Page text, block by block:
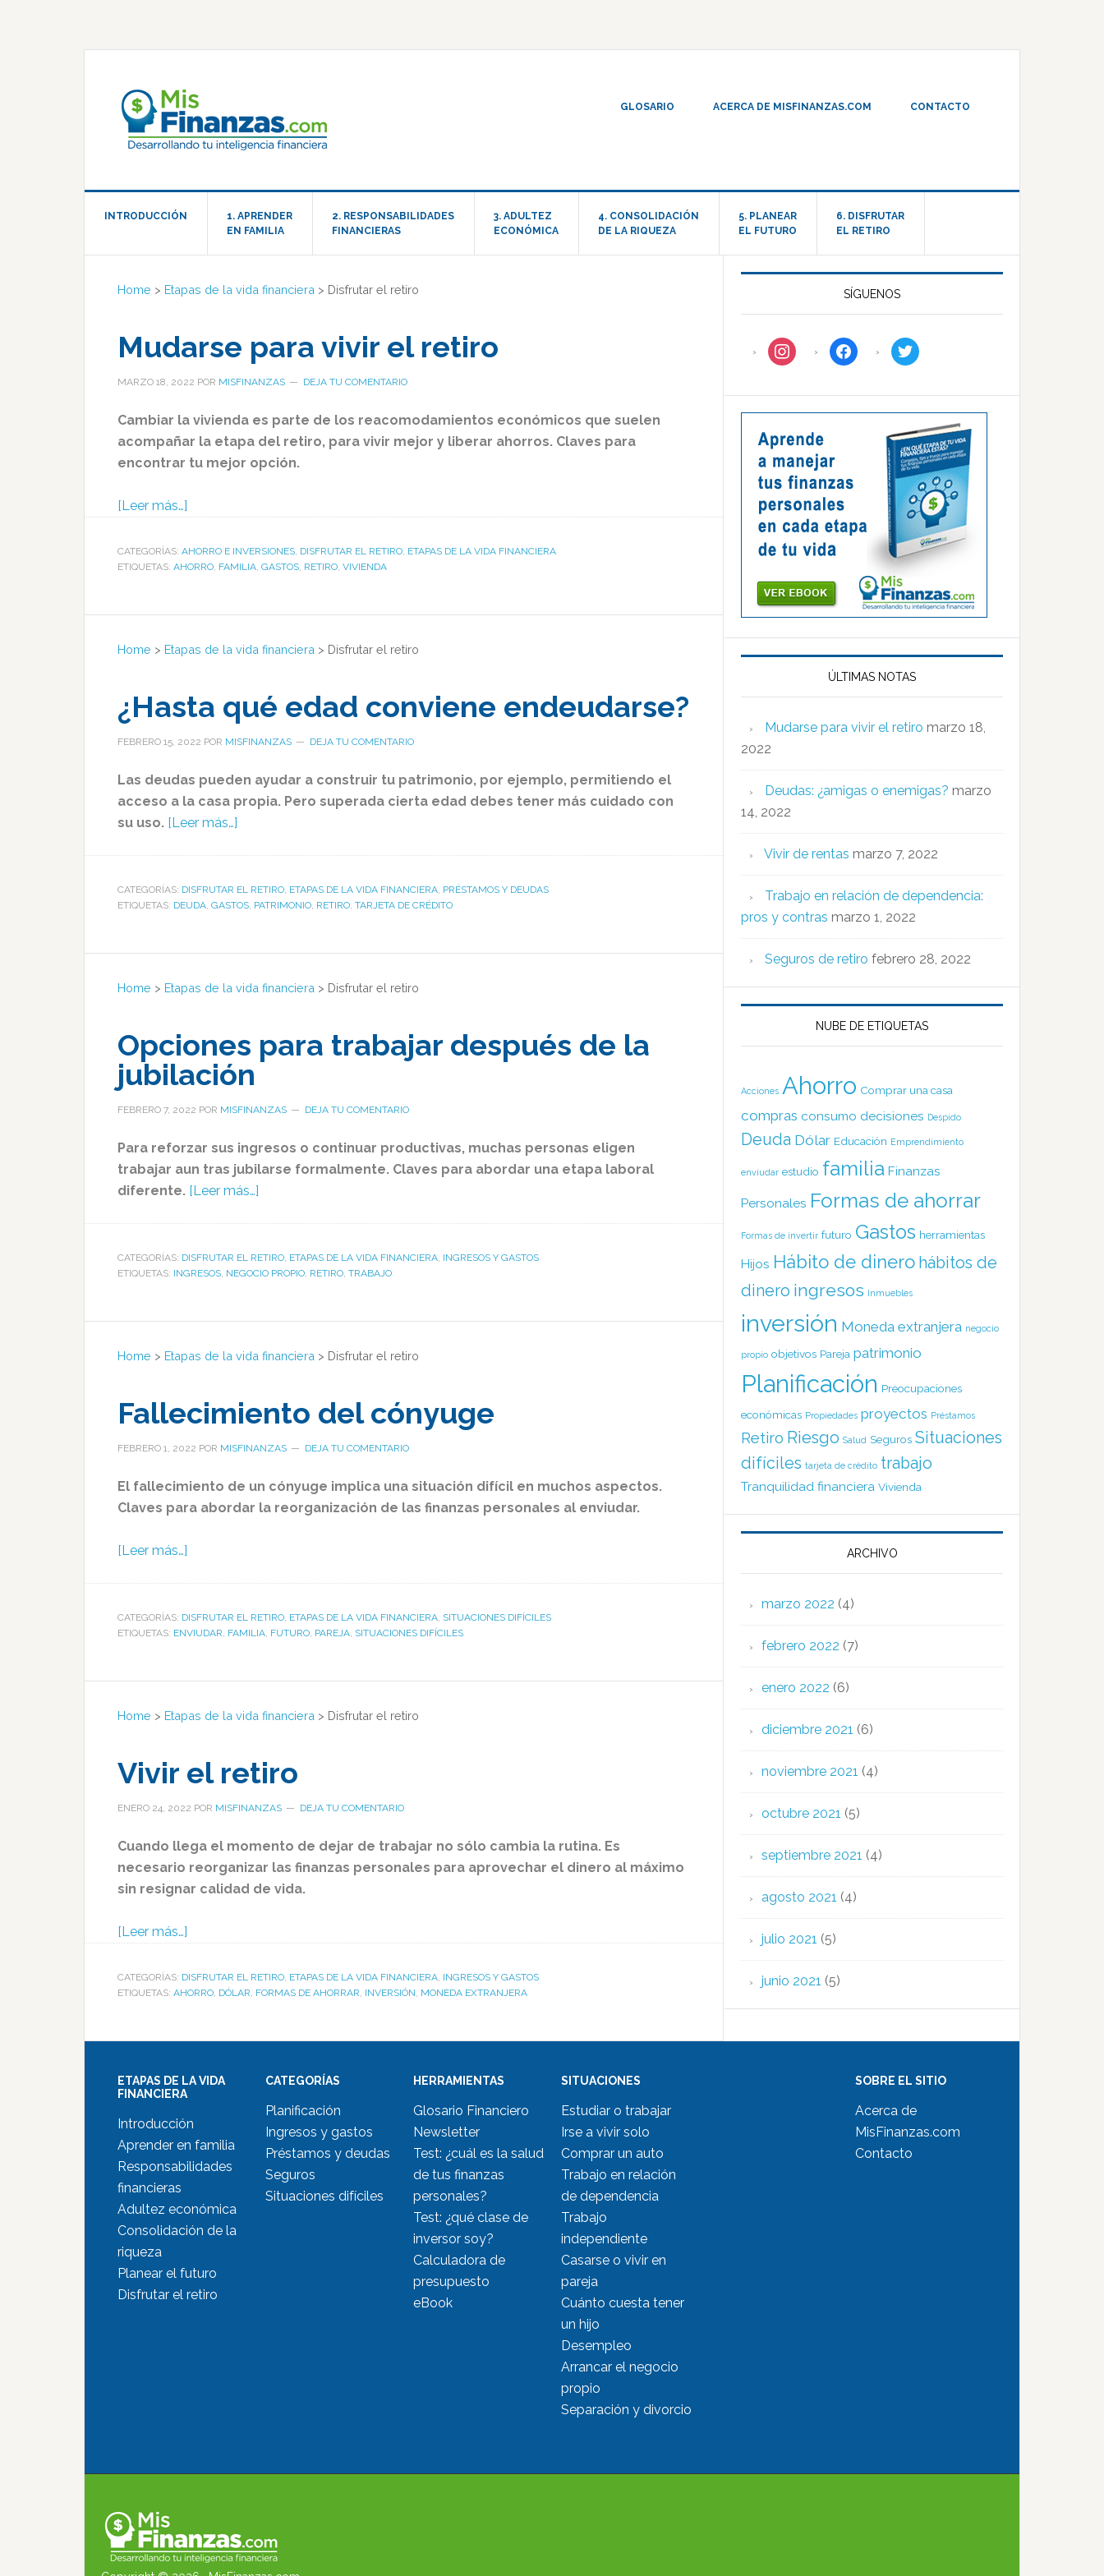
GLOSARIO ACERCA DE MISFINANZAS.COM CONTACTO
INTRODUCCIÓN
1. APRENDER
EN FAMILIA
2. RESPONSABILIDADES
FINANCIERAS
3. ADULTEZ
ECONÓMICA
4. CONSOLIDACIÓN
DE LA RIQUEZA
5. PLANEAR
EL FUTURO
6. DISFRUTAR
EL RETIRO
Home > Etapas de la vida financiera > Disfrutar el retiro
Mudarse para vivir el retiro
MARZO 18, 2022 POR MISFINANZAS DEJA TU COMENTARIO
Cambiar la vivienda es parte de los reacomodamientos económicos que suelen
acompañar la etapa del retiro, para vivir mejor y liberar ahorros. Claves para
encontrar tu mejor opción.
[Leer más…]
CATEGORÍAS: AHORRO E INVERSIONES, DISFRUTAR EL RETIRO, ETAPAS DE LA VIDA FINANCIERA
ETIQUETAS: AHORRO, FAMILIA, GASTOS, RETIRO, VIVIENDA
Home > Etapas de la vida financiera > Disfrutar el retiro
¿Hasta qué edad conviene endeudarse?
FEBRERO 15, 2022 POR MISFINANZAS DEJA TU COMENTARIO
Las deudas pueden ayudar a construir tu patrimonio, por ejemplo, permitiendo el
acceso a la casa propia. Pero superada cierta edad debes tener más cuidado con
su uso. [Leer más…]
CATEGORÍAS: DISFRUTAR EL RETIRO, ETAPAS DE LA VIDA FINANCIERA, PRÉSTAMOS Y DEUDAS
ETIQUETAS: DEUDA, GASTOS, PATRIMONIO, RETIRO, TARJETA DE CRÉDITO
Home > Etapas de la vida financiera > Disfrutar el retiro
Opciones para trabajar después de la
jubilación
FEBRERO 7, 2022 POR MISFINANZAS DEJA TU COMENTARIO
Para reforzar sus ingresos o continuar productivas, muchas personas eligen
trabajar aun tras jubilarse formalmente. Claves para abordar una etapa laboral
diferente. [Leer más…]
CATEGORÍAS: DISFRUTAR EL RETIRO, ETAPAS DE LA VIDA FINANCIERA, INGRESOS Y GASTOS
ETIQUETAS: INGRESOS, NEGOCIO PROPIO, RETIRO, TRABAJO
Home > Etapas de la vida financiera > Disfrutar el retiro
Fallecimiento del cónyuge
FEBRERO 1, 2022 POR MISFINANZAS DEJA TU COMENTARIO
El fallecimiento de un cónyuge implica una situación difícil en muchos aspectos.
Claves para abordar la reorganización de las finanzas personales al enviudar.
[Leer más…]
CATEGORÍAS: DISFRUTAR EL RETIRO, ETAPAS DE LA VIDA FINANCIERA, SITUACIONES DIFÍCILES
ETIQUETAS: ENVIUDAR, FAMILIA, FUTURO, PAREJA, SITUACIONES DIFÍCILES
Home > Etapas de la vida financiera > Disfrutar el retiro
Vivir el retiro
ENERO 24, 2022 POR MISFINANZAS DEJA TU COMENTARIO
Cuando llega el momento de dejar de trabajar no sólo cambia la rutina. Es
necesario reorganizar las finanzas personales para aprovechar el dinero al máximo
sin resignar calidad de vida.
[Leer más…]
CATEGORÍAS: DISFRUTAR EL RETIRO, ETAPAS DE LA VIDA FINANCIERA, INGRESOS Y GASTOS
ETIQUETAS: AHORRO, DÓLAR, FORMAS DE AHORRAR, INVERSIÓN, MONEDA EXTRANJERA
SÍGUENOS
instagram facebook twitter
ÚLTIMAS NOTAS
Mudarse para vivir el retiro marzo 18,
2022
Deudas: ¿amigas o enemigas? marzo
14, 2022
Vivir de rentas marzo 7, 2022
Trabajo en relación de dependencia:
pros y contras marzo 1, 2022
Seguros de retiro febrero 28, 2022
NUBE DE ETIQUETAS
Acciones Ahorro Comprar una casa
compras consumo decisiones Despido
Deuda Dólar Educación Emprendimiento
enviudar estudio familia Finanzas
Personales Formas de ahorrar
Formas de invertir futuro Gastos herramientas
Hijos Hábito de dinero hábitos de
dinero ingresos Inmuebles
inversión Moneda extranjera negocio
propio objetivos Pareja patrimonio
Planificación Preocupaciones
económicas Propiedades proyectos Préstamos
Retiro Riesgo Salud Seguros Situaciones
difíciles tarjeta de crédito trabajo
Tranquilidad financiera Vivienda
ARCHIVO
marzo 2022 (4)
febrero 2022 (7)
enero 2022 (6)
diciembre 2021 (6)
noviembre 2021 (4)
octubre 2021 (5)
septiembre 2021 (4)
agosto 2021 (4)
julio 2021 (5)
junio 2021 (5)
ETAPAS DE LA VIDA
FINANCIERA
Introducción
Aprender en familia
Responsabilidades
financieras
Adultez económica
Consolidación de la
riqueza
Planear el futuro
Disfrutar el retiro
CATEGORÍAS
Planificación
Ingresos y gastos
Préstamos y deudas
Seguros
Situaciones difíciles
HERRAMIENTAS
Glosario Financiero
Newsletter
Test: ¿cuál es la salud
de tus finanzas
personales?
Test: ¿qué clase de
inversor soy?
Calculadora de
presupuesto
eBook
SITUACIONES
Estudiar o trabajar
Irse a vivir solo
Comprar un auto
Trabajo en relación
de dependencia
Trabajo
independiente
Casarse o vivir en
pareja
Cuánto cuesta tener
un hijo
Desempleo
Arrancar el negocio
propio
Separación y divorcio
SOBRE EL SITIO
Acerca de
MisFinanzas.com
Contacto